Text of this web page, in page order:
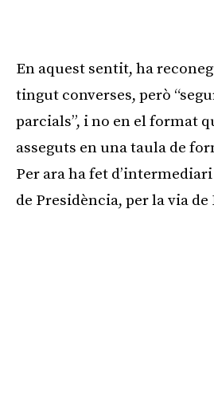
En aquest sentit, ha
tingut converses, però
parcials”, i no en el format
asseguts en una taula de
Per ara ha fet
de Presidència, per la via